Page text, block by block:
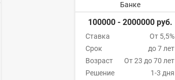
Банке
100000 - 2000000 руб.
Ставка
От 5,5%
Срок
до 7 лет
Возраст
От 23 до 70 лет
Решение
1-3 дня